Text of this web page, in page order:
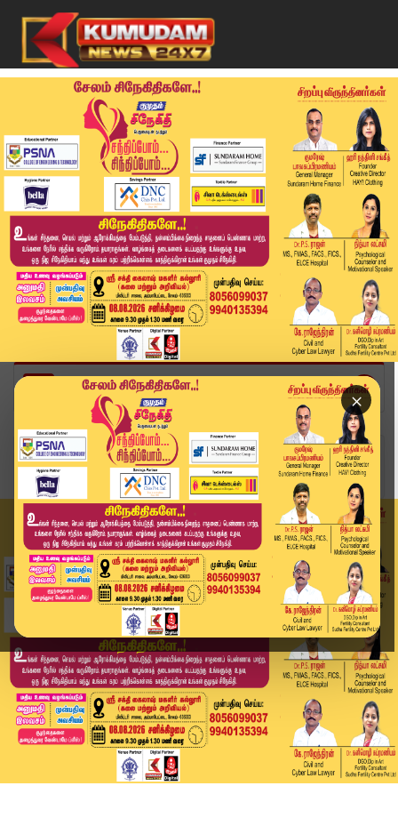
×
Home
வீடியோ ஸ்டோரி
பராசக்தி திரைப்படம் வெற்றி பெற நடிகை ஸ்ரீ லீலா ...